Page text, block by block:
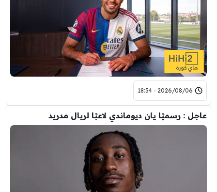
2026/08/06 - 18:54
عاجل : رسميًا يان ديوماندي لاعبًا لريال مدريد